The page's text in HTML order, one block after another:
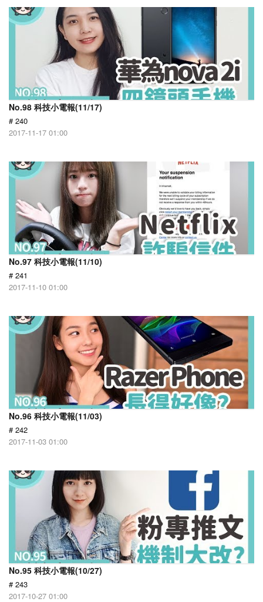
No.98 科技小電報(11/17)
# 240
2017-11-17 01:00
No.97 科技小電報(11/10)
# 241
2017-11-10 01:00
No.96 科技小電報(11/03)
# 242
2017-11-03 01:00
No.95 科技小電報(10/27)
# 243
2017-10-27 01:00